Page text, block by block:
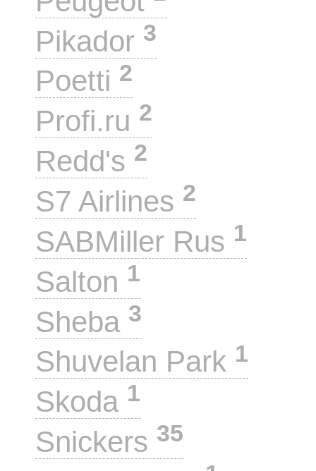
Pikador 3
Poetti 2
Profi.ru 2
Redd's 2
S7 Airlines 2
SABMiller Rus 1
Salton 1
Sheba 3
Shuvelan Park 1
Skoda 1
Snickers 35